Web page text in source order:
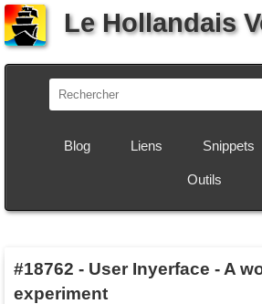
Le Hollandais
Blog Liens Snippets
Outils
#18762 - User Inyerface - A
experiment